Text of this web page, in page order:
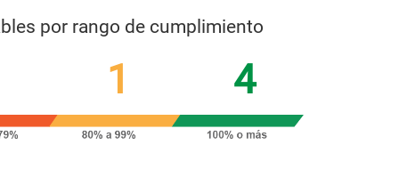
por rango de cumplimiento
1 4